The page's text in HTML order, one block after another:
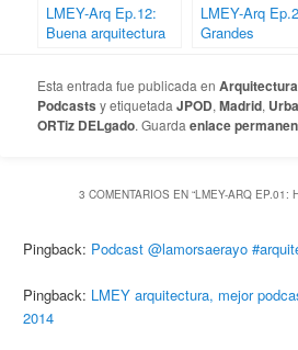
LMEY-Arq Ep.12:
Buena arquitectura
LMEY-Arq
Grandes
Esta entrada fue publicada enArquitectura
Podcasts y etiquetadaJPOD,Madrid,
ORTiz DELgado. Guardaenlace
3 COMENTARIOS EN “LMEY-ARQ EP.01:
Pingback: Podcast @lamorsaerayo
Pingback: LMEY arquitectura, mejor
2014